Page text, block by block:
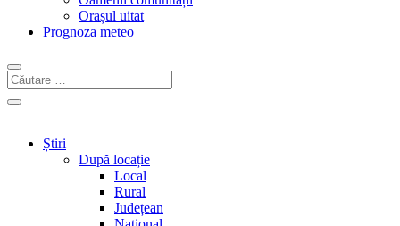
Orașul uitat
Prognoza meteo
Știri
După locație
Local
Rural
Județean